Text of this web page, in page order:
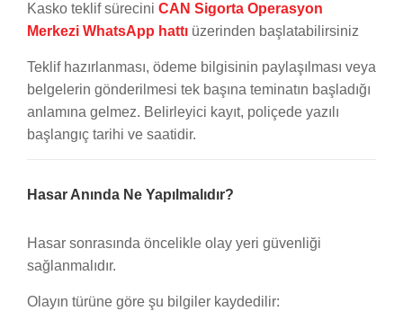
Kasko teklif sürecini CAN Sigorta Operasyon
Merkezi WhatsApp hattı üzerinden başlatabilirsiniz
Teklif hazırlanması, ödeme bilgisinin paylaşılması veya
belgelerin gönderilmesi tek başına teminatın başladığı
anlamına gelmez. Belirleyici kayıt, poliçede yazılı
başlangıç tarihi ve saatidir.
Hasar Anında Ne Yapılmalıdır?
Hasar sonrasında öncelikle olay yeri güvenliği
sağlanmalıdır.
Olayın türüne göre şu bilgiler kaydedilir: